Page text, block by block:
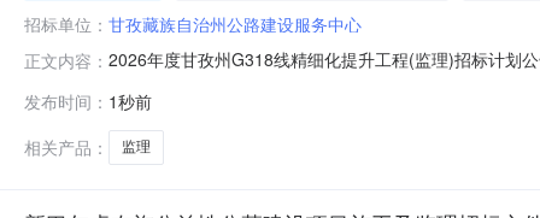
招标单位： 甘孜藏族自治州公路建设服务中心
正文内容： 2026年度甘孜州G318线精细化提升工程(监理)招标计划
甘孜藏族自治州公路建设服务中心联系人及联系方式黄
发布时间： 1秒前
相关产品：
监理